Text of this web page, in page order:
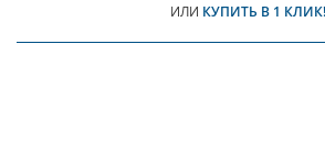
ИЛИ КУПИТЬ В 1 КЛИК!